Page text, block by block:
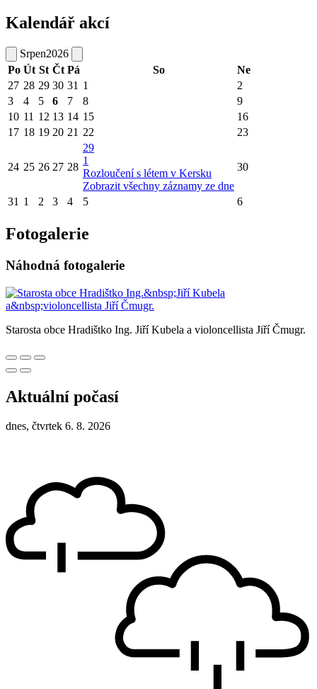
Kalendář akcí
Srpen2026
Po Út St Čt Pá So
Ne
27 28 29 30 31 1
2
3
4 5 6 7 8
9
10 11 12 13 14 15
16
17 18 19 20 21 22 23
24 25 26 27 28
29
1
Rozloučení s létem v Kersku
Zobrazit všechny záznamy ze dne
30
31 1 2 3 4 5 6
Fotogalerie
Náhodná fotogalerie
Starosta obce Hradištko Ing. Jiří Kubela a violoncellista Jiří Čmugr.
Aktuální počasí
dnes, čtvrtek 6. 8. 2026